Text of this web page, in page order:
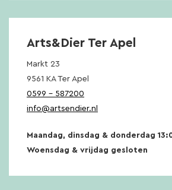
Arts&Dier Ter Apel
Markt 23
9561 KA Ter Apel
0599 – 587200
info@artsendier.nl
Maandag, dinsdag & donderdag
Woensdag & vrijdag gesloten